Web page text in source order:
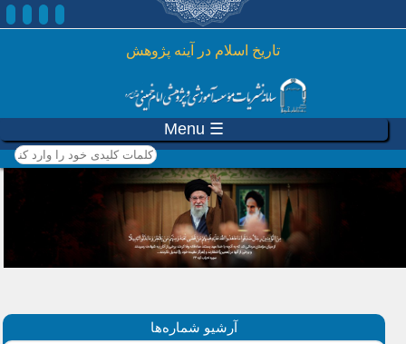
رفتن به محتوای اصلی
تاريخ اسلام در آينه پژوهش
☰ Menu
کلمات کلیدی خود را وارد
کنید
آرشیو شماره‌ها